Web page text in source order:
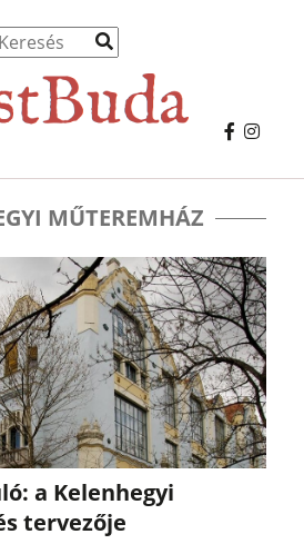
MŰTEREMHÁZ
a Kelenhegyi
tervezője